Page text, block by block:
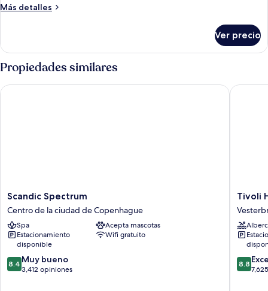
cama
Más detalles
Más
individual
1
matrimonial
Ver precio
Propiedades similares
Scandic
Spectrum
Centro
de
la
ciudad
de
Copenhague
Scandic Spectrum
Centro de la ciudad de Copenhague
Spa
Acepta mascotas
Estacionamiento
disponible
Wifi gratuito
8.4
de
8.4 Muy bueno
3,412 opiniones
Scandic Spectrum
Tivoli
Hotel
Tivoli
8.8
de
8.8
Tivoli